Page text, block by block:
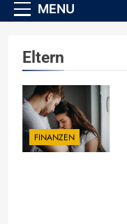
MENU
Eltern
FINANZEN